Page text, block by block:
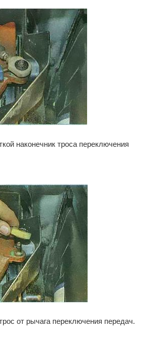
наконечник троса переключения
от рычага переключения передач.